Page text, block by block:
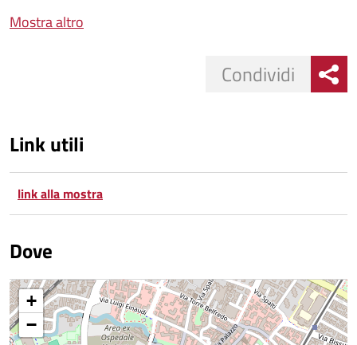
Mostra altro
Condividi
Link utili
link alla mostra
Dove
+
−